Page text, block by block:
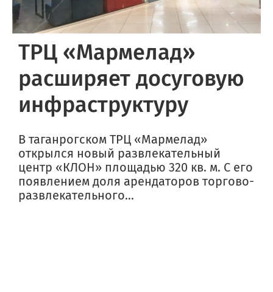
ТРЦ «Мармелад»
расширяет досуговую
инфраструктуру
В таганрогском ТРЦ «Мармелад»
открылся новый развлекательный
центр «КЛОН» площадью 320 кв. м. С его
появлением доля арендаторов торгово-
развлекательного...